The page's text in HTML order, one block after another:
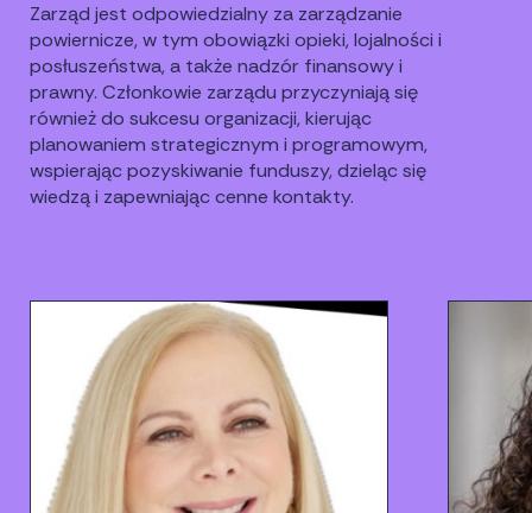
Zarząd jest odpowiedzialny za zarządzanie
powiernicze, w tym obowiązki opieki, lojalności i
posłuszeństwa, a także nadzór finansowy i
prawny. Członkowie zarządu przyczyniają się
również do sukcesu organizacji, kierując
planowaniem strategicznym i programowym,
wspierając pozyskiwanie funduszy, dzieląc się
wiedzą i zapewniając cenne kontakty.